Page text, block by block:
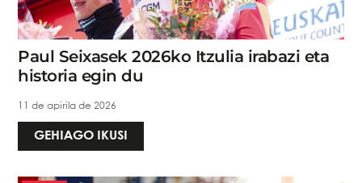
Paul Seixasek 2026ko Itzulia irabazi eta
historia egin du
11 de apirila de 2026
GEHIAGO IKUSI